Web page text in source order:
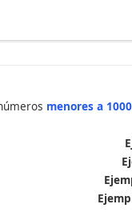
menores a